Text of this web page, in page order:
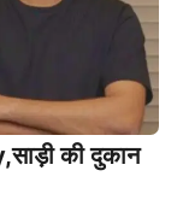
की दुकान